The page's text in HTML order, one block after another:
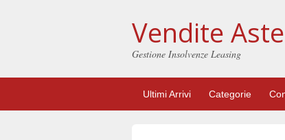
Vendite
Gestione Insolvenze Leasing
Ultimi Arrivi Categorie